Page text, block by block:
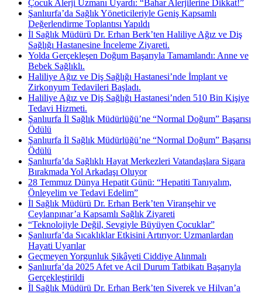
Çocuk Alerji Uzmanı Uyardı: “Bahar Alerjilerine Dikkat!”
Şanlıurfa’da Sağlık Yöneticileriyle Geniş Kapsamlı
Değerlendirme Toplantısı Yapıldı
İl Sağlık Müdürü Dr. Erhan Berk’ten Haliliye Ağız ve Diş
Sağlığı Hastanesine İnceleme Ziyareti.
Yolda Gerçekleşen Doğum Başarıyla Tamamlandı: Anne ve
Bebek Sağlıklı.
Haliliye Ağız ve Diş Sağlığı Hastanesi’nde İmplant ve
Zirkonyum Tedavileri Başladı.
Haliliye Ağız ve Diş Sağlığı Hastanesi’nden 510 Bin Kişiye
Tedavi Hizmeti.
Şanlıurfa İl Sağlık Müdürlüğü’ne “Normal Doğum” Başarısı
Ödülü
Şanlıurfa İl Sağlık Müdürlüğü’ne “Normal Doğum” Başarısı
Ödülü
Şanlıurfa’da Sağlıklı Hayat Merkezleri Vatandaşlara Sigara
Bırakmada Yol Arkadaşı Oluyor
28 Temmuz Dünya Hepatit Günü: “Hepatiti Tanıyalım,
Önleyelim ve Tedavi Edelim”
İl Sağlık Müdürü Dr. Erhan Berk’ten Viranşehir ve
Ceylanpınar’a Kapsamlı Sağlık Ziyareti
“Teknolojiyle Değil, Sevgiyle Büyüyen Çocuklar”
Şanlıurfa’da Sıcaklıklar Etkisini Artırıyor: Uzmanlardan
Hayati Uyarılar
Geçmeyen Yorgunluk Şikâyeti Ciddiye Alınmalı
Şanlıurfa’da 2025 Afet ve Acil Durum Tatbikatı Başarıyla
Gerçekleştirildi
İl Sağlık Müdürü Dr. Erhan Berk’ten Siverek ve Hilvan’a